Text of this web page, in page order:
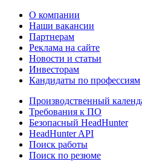
О компании
Наши вакансии
Партнерам
Реклама на сайте
Новости и статьи
Инвесторам
Кандидаты по профессиям
Производственный
Требования к ПО
Безопасный HeadHunter
HeadHunter API
Поиск работы
Поиск по резюме